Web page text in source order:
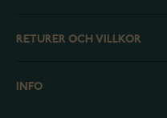
RETURER OCH VILLKOR
INFO